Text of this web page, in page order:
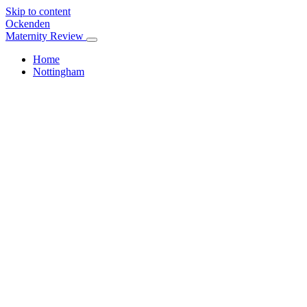
Skip to content
Ockenden
Maternity Review
Home
Nottingham